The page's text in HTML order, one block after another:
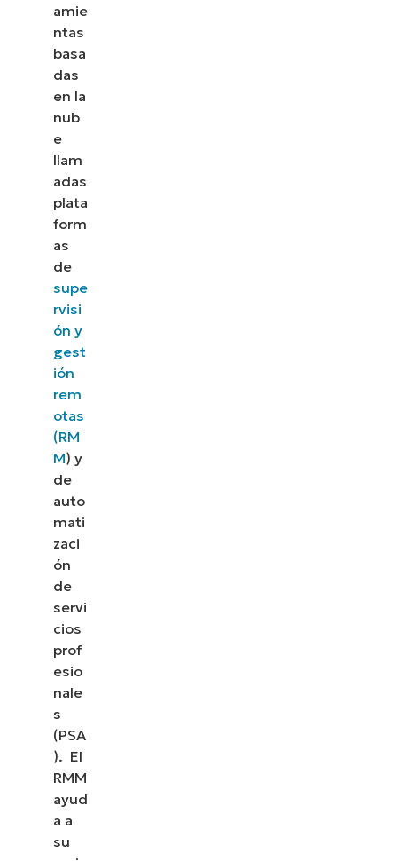
amie
ntas
basa
das
en la
nub
e
llam
adas
plata
form
as
de
supe
rvisi
ón y
gest
ión
rem
otas
(RM
M) y
de
auto
mati
zaci
ón
de
servi
cios
prof
esio
nale
s
(PSA
). El
RMM
ayud
a a
su